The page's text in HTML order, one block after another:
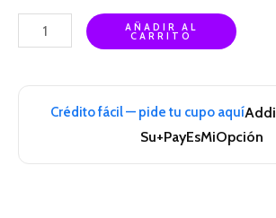
AÑADIR AL
CARRITO
Crédito fácil — pide tu cupo aquíAddi
Su+PayEsMiOpción